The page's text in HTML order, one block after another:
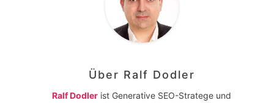
Über Ralf Dodler
Ralf Dodler ist Generative SEO-Stratege und